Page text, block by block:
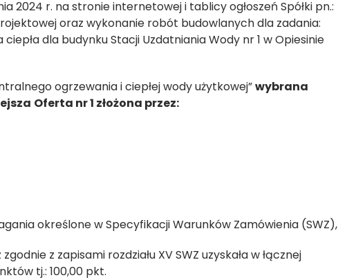
2024 r. na stronie internetowej i tablicy ogłoszeń Spółki pn.:
oraz wykonanie robót budowlanych dla zadania:
dla budynku Stacji Uzdatniania Wody nr 1 w Opiesinie
ogrzewania i ciepłej wody użytkowej”wybrana
Oferta nr 1 złożona przez:
określone w Specyfikacji Warunków Zamówienia (SWZ),
z zapisami rozdziału XV SWZ uzyskała w łącznej
tj.: 100,00 pkt.